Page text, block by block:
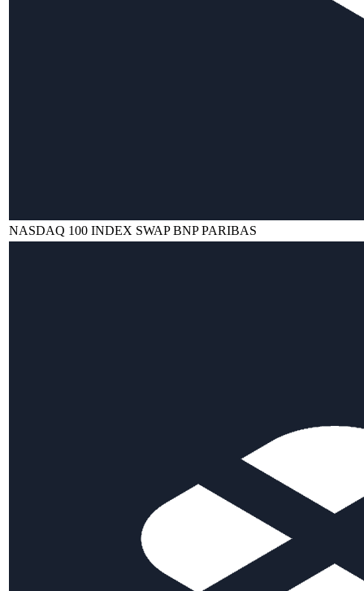
NASDAQ 100 INDEX SWAP BNP PARIBAS